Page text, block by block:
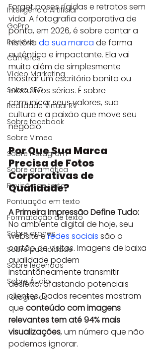
Inteligência Artificial
GoPro
Reviews
Câmeras
Vídeo Marketing
Sobre SEO
Realidade Virtual RV
Sobre facebook
Sobre Vimeo
Sobre instagram
Sobre gramática
Revisão de texto
Pontuação em texto
Formatação de texto
Sobre drones
Sobre publicidade
Sobre legendas
Sobre Áudio
Fotografias
Forget poses rígidas e retratos sem
vida. A fotografia corporativa de
ponta, em 2026, é sobre contar a
história da sua marca de forma
autêntica e impactante. Ela vai
muito além de simplesmente
mostrar um escritório bonito ou
executivos sérios. É sobre
comunicar seus valores, sua
cultura e a paixão que move seu
negócio.
Por Que Sua Marca
Precisa de Fotos
Corporativas de
Qualidade?
A Primeira Impressão Define Tudo:
No ambiente digital de hoje, seu
website e redes sociais são o
cartão de visitas. Imagens de baixa
qualidade podem
instantaneamente transmitir
desleixo, afastando potenciais
clientes. Dados recentes mostram
que conteúdo com imagens
relevantes tem até 94% mais
visualizações, um número que não
podemos ignorar.